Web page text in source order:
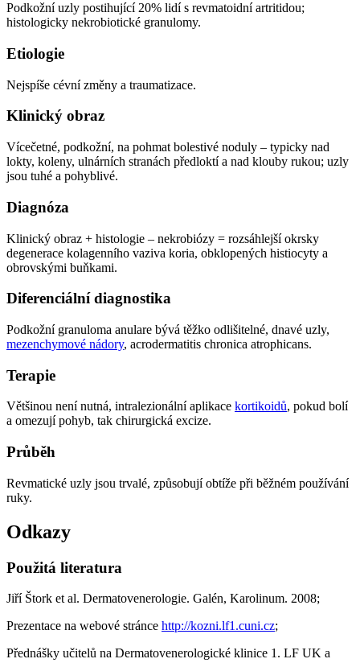
Podkožní uzly postihující 20% lidí s revmatoidní artritidou;
histologicky nekrobiotické granulomy.
Etiologie
Nejspíše cévní změny a traumatizace.
Klinický obraz
Vícečetné, podkožní, na pohmat bolestivé noduly – typicky nad
lokty, koleny, ulnárních stranách předloktí a nad klouby rukou; uzly
jsou tuhé a pohyblivé.
Diagnóza
Klinický obraz + histologie – nekrobiózy = rozsáhlejší okrsky
degenerace kolagenního vaziva koria, obklopených histiocyty a
obrovskými buňkami.
Diferenciální diagnostika
Podkožní granuloma anulare bývá těžko odlišitelné, dnavé uzly,
mezenchymové nádory, acrodermatitis chronica atrophicans.
Terapie
Většinou není nutná, intralezionální aplikace kortikoidů, pokud bolí
a omezují pohyb, tak chirurgická excize.
Průběh
Revmatické uzly jsou trvalé, způsobují obtíže při běžném používání
ruky.
Odkazy
Použitá literatura
Jiří Štork et al. Dermatovenerologie. Galén, Karolinum. 2008;
Prezentace na webové stránce http://kozni.lf1.cuni.cz;
Přednášky učitelů na Dermatovenerologické klinice 1. LF UK a